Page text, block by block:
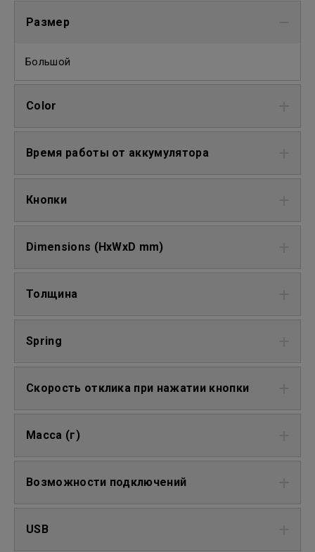
Размер
Большой
Color
Время работы от аккумулятора
Кнопки
Dimensions (HxWxD mm)
Толщина
Spring
Скорость отклика при нажатии кнопки
Масса (г)
Возможности подключений
USB